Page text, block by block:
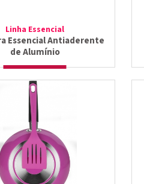
Linha Essencial
Essencial Antiaderente
de Alumínio